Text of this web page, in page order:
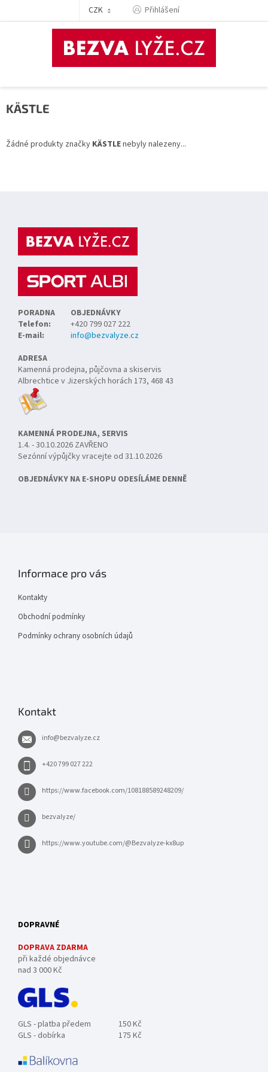
CZK Přihlášení
KÄSTLE
Žádné produkty značky KÄSTLEnebyly nalezeny...
PORADNA
OBJEDNÁVKY
Telefon:
+420 799 027 222
E-mail:
info@bezvalyze.cz
ADRESA
Kamenná prodejna, půjčovna a skiservis
Albrechtice v Jizerských horách 173, 468 43
KAMENNÁ PRODEJNA, SERVIS
1.4. - 30.10.2026 ZAVŘENO
Sezónní výpůjčky vracejte od 31.10.2026
OBJEDNÁVKY NA E-SHOPU ODESÍLÁME DENNĚ
Informace pro vás
Kontakty
Obchodní podmínky
Podmínky ochrany osobních údajů
Kontakt
info@bezvalyze.cz
+420 799 027 222
https://www.facebook.com/108188589248209/
bezvalyze/
https://www.youtube.com/@Bezvalyze-kx8up
DOPRAVNÉ
DOPRAVA ZDARMA
při každé objednávce
nad 3 000 Kč
GLS - platba předem
150 Kč
GLS - dobírka
175 Kč